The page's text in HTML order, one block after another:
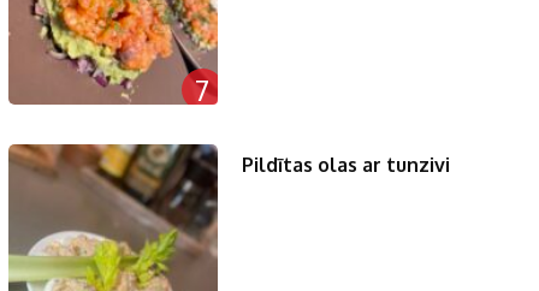
7
Pildītas olas ar tunzivi